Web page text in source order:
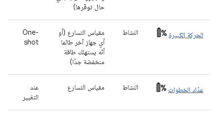
حال توفّرها)
الحركة الكبيرة النشاط
مقياس التسارع (أو
أي جهاز آخر طالما
أنّه يستهلك طاقة
منخفضة جدًا)
One-
shot
عدّاد الخطوات النشاط مقياس التسارع
عند
التغيير